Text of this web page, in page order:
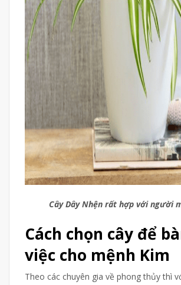
Cây Dây Nhện rất hợp với người
Cách chọn cây để
việc cho mệnh Kim
Theo các chuyên gia về phong thủy thì